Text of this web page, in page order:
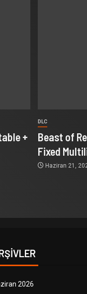
+
DLC
Beast of
Fixed
Haziran 21,
2026